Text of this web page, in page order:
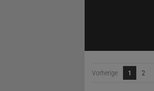
Vorherige 1 2